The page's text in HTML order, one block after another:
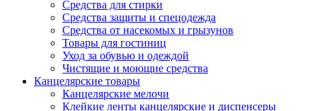
Средства для стирки
Средства защиты и спецодежда
Средства от насекомых и грызунов
Товары для гостиниц
Уход за обувью и одеждой
Чистящие и моющие средства
Канцелярские товары
Канцелярские мелочи
Клейкие ленты канцелярские и диспенсеры